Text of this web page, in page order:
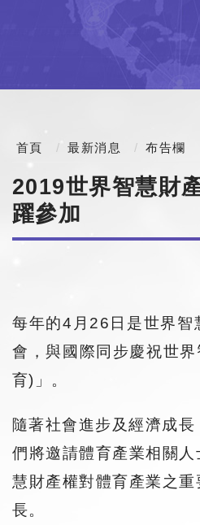
首頁 最新消息 布告欄
2019世界智慧財
躍參加
每年的4月26日是世界智
會，與國際同步慶祝世
育)」。
隨著社會進步及經濟成
們將邀請體育產業相關
慧財產權對體育產業之
長。